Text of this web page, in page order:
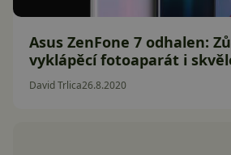
Asus ZenFone 7 odhalen:
vyklápěcí fotoaparát i
David Trlica26.8.2020